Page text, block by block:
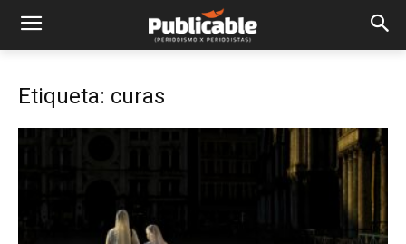
Etiqueta: curas